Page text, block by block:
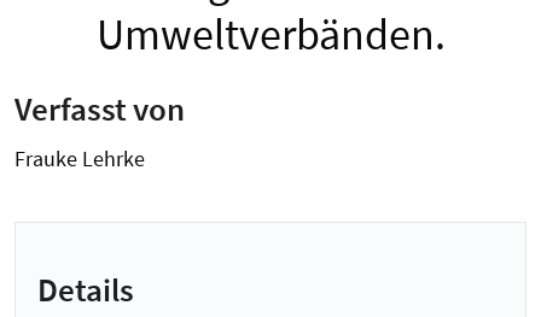
Umweltverbänden.
Verfasst von
Frauke Lehrke
Details